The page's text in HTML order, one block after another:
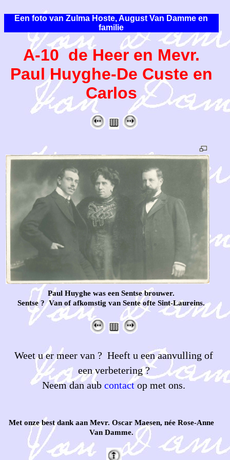
Een foto van Zulma Hoste, August Van Damme en
familie
A-10 de Heer en Mevr.
Paul Huyghe-De Custe en
Carlos
Paul Huyghe was een Sentse brouwer.
Sentse ? Van of afkomstig van Sente ofte Sint-Laureins.
Weet u er meer van ? Heeft u een aanvulling of
een verbetering ?
Neem dan aubcontact op met ons.
Met onze best dank aan Mevr. Oscar Maesen, née Rose-Anne
Van Damme.